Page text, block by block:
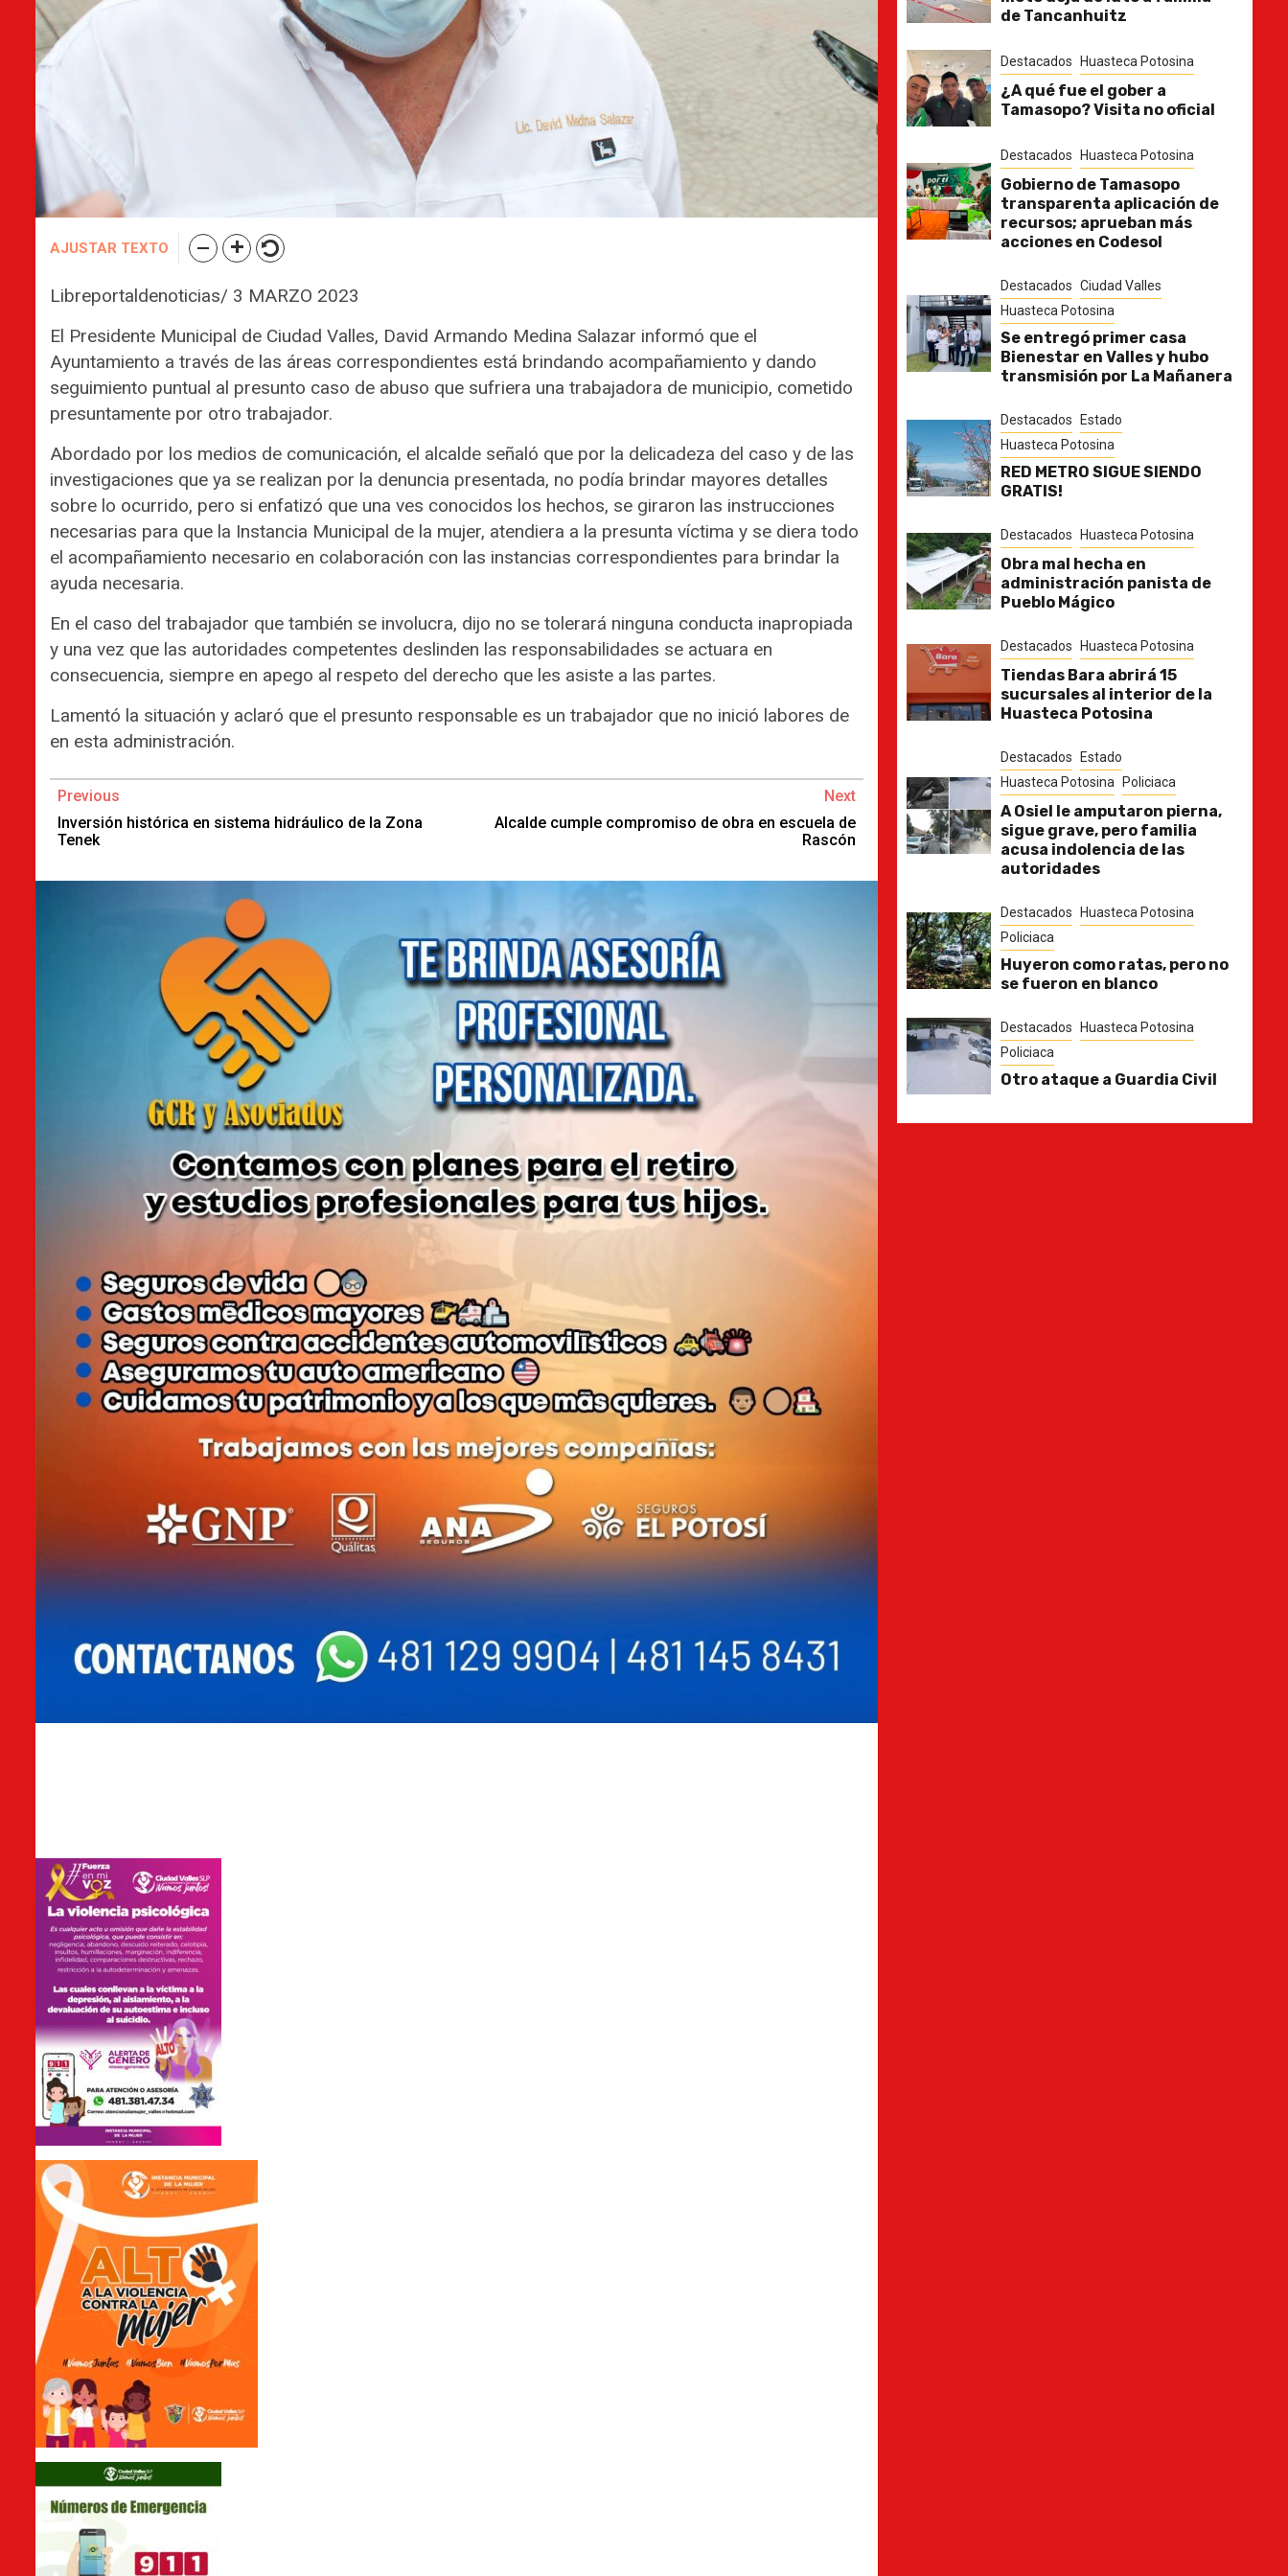
AJUSTAR TEXTO
Libreportaldenoticias/ 3 MARZO 2023
El Presidente Municipal de Ciudad Valles, David Armando Medina Salazar informó que el
Ayuntamiento a través de las áreas correspondientes está brindando acompañamiento y dando
seguimiento puntual al presunto caso de abuso que sufriera una trabajadora de municipio, cometido
presuntamente por otro trabajador.
Abordado por los medios de comunicación, el alcalde señaló que por la delicadeza del caso y de las
investigaciones que ya se realizan por la denuncia presentada, no podía brindar mayores detalles
sobre lo ocurrido, pero si enfatizó que una ves conocidos los hechos, se giraron las instrucciones
necesarias para que la Instancia Municipal de la mujer, atendiera a la presunta víctima y se diera todo
el acompañamiento necesario en colaboración con las instancias correspondientes para brindar la
ayuda necesaria.
En el caso del trabajador que también se involucra, dijo no se tolerará ninguna conducta inapropiada
y una vez que las autoridades competentes deslinden las responsabilidades se actuara en
consecuencia, siempre en apego al respeto del derecho que les asiste a las partes.
Lamentó la situación y aclaró que el presunto responsable es un trabajador que no inició labores de
en esta administración.
Continue
Reading
Previous
Inversión histórica en sistema hidráulico de la Zona
Tenek
Next
Alcalde cumple compromiso de obra en escuela de
Rascón
de Tancanhuitz
Destacados Huasteca Potosina
¿A qué fue el gober a
Tamasopo? Visita no oficial
Destacados Huasteca Potosina
Gobierno de Tamasopo
transparenta aplicación de
recursos; aprueban más
acciones en Codesol
Destacados Ciudad Valles
Huasteca Potosina
Se entregó primer casa
Bienestar en Valles y hubo
transmisión por La Mañanera
Destacados
Estado
Huasteca Potosina
RED METRO SIGUE SIENDO
GRATIS!
Destacados Huasteca Potosina
Obra mal hecha en
administración panista de
Pueblo Mágico
Destacados Huasteca Potosina
Tiendas Bara abrirá 15
sucursales al interior de la
Huasteca Potosina
Destacados
Estado
Huasteca Potosina
Policiaca
A Osiel le amputaron pierna,
sigue grave, pero familia
acusa indolencia de las
autoridades
Destacados
Huasteca Potosina
Policiaca
Huyeron como ratas, pero no
se fueron en blanco
Destacados
Huasteca Potosina
Policiaca
Otro ataque a Guardia Civil